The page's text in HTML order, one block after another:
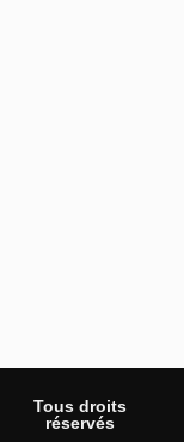
Tous droits
réservés